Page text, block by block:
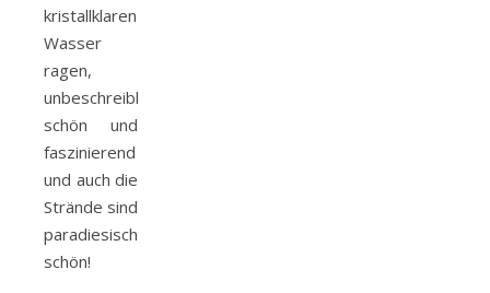
kristallklaren
Wasser
ragen,
unbeschreiblich
schön und
faszinierend
und auch die
Strände sind
paradiesisch
schön!